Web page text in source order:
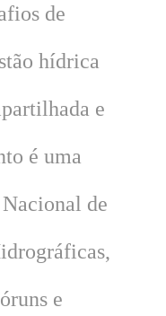
de
hídrica
e
é uma
de
e